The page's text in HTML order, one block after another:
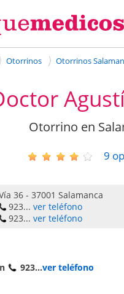
Otorrinos Otorrinos
Otorrino en
9
36 -37001 Salamanca
923... ver teléfono
923... ver teléfono
923...ver teléfono